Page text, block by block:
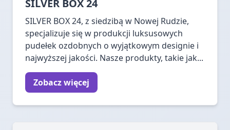
SILVER BOX 24
SILVER BOX 24, z siedzibą w Nowej Rudzie,
specjalizuje się w produkcji luksusowych
pudełek ozdobnych o wyjątkowym designie i
najwyższej jakości. Nasze produkty, takie jak...
Zobacz więcej